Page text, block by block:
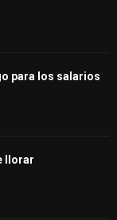
para los salarios
llorar